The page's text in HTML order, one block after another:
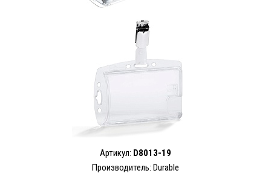
Артикул: D8013-19
Производитель: Durable